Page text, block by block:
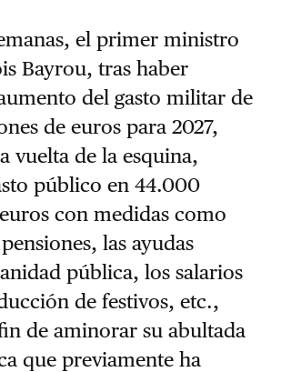
el primer ministro
Bayrou, tras haber
del gasto militar de
de euros para 2027,
vuelta de la esquina,
público en 44.000
con medidas como
las ayudas
pública, los salarios
de festivos, etc.,
de aminorar su abultada
que previamente ha